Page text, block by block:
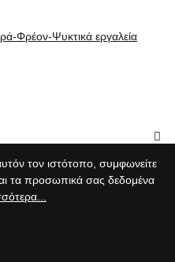
Φρέον-Ψυκτικά εργαλεία
τον ιστότοπο, συμφωνείτε
τα προσωπικά σας δεδομένα